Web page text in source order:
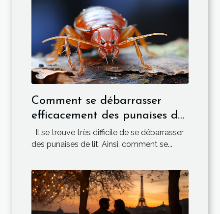
Comment se débarrasser
efficacement des punaises de
lit ?
Il se trouve très difficile de se débarrasser
des punaises de lit. Ainsi, comment se...